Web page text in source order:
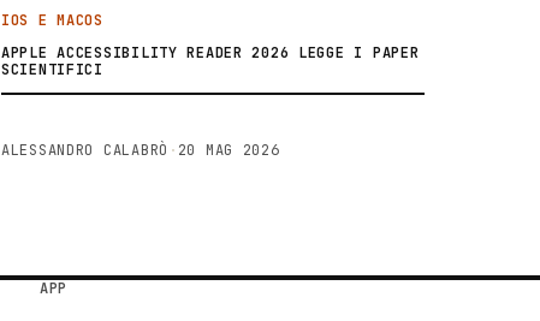
IOS E MACOS
APPLE ACCESSIBILITY READER 2026 LEGGE I PAPER
SCIENTIFICI
ALESSANDRO CALABRÒ · 20 MAG 2026
APP